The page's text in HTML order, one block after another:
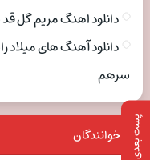
پست بعدی
دانلود اهنگ مریم گل
دانلود آهنگ های
سرهم
خوانندگان